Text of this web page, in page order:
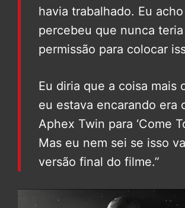
havia trabalhado. Eu
percebeu que nunca teria
permissão para colocar
Eu diria que a coisa mais
eu estava encarando era
Aphex Twin para ‘Come
Mas eu nem sei se isso
versão final do filme.”